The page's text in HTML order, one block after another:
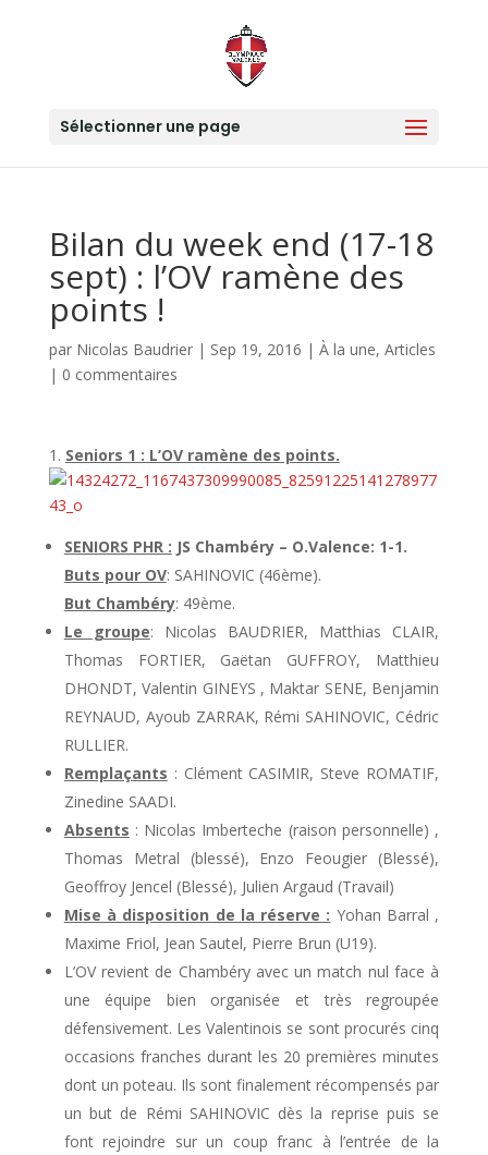
Sélectionner une page
Bilan du week end (17-18
sept) : l’OV ramène des
points !
par Nicolas Baudrier| Sep 19, 2016 | À la une, Articles
| 0 commentaires
1. Seniors 1 : L’OV ramène des points.
SENIORS PHR : JS Chambéry – O.Valence: 1-1.
Buts pour OV: SAHINOVIC (46ème).
But Chambéry: 49ème.
Le groupe: Nicolas BAUDRIER, Matthias CLAIR,
Thomas FORTIER, Gaëtan GUFFROY, Matthieu
DHONDT, Valentin GINEYS , Maktar SENE, Benjamin
REYNAUD, Ayoub ZARRAK, Rémi SAHINOVIC, Cédric
RULLIER.
Remplaçants : Clément CASIMIR, Steve ROMATIF,
Zinedine SAADI.
Absents : Nicolas Imberteche (raison personnelle) ,
Thomas Metral (blessé), Enzo Feougier (Blessé),
Geoffroy Jencel (Blessé), Julien Argaud (Travail)
Mise à disposition de la réserve : Yohan Barral ,
Maxime Friol, Jean Sautel, Pierre Brun (U19).
L’OV revient de Chambéry avec un match nul face à
une équipe bien organisée et très regroupée
défensivement. Les Valentinois se sont procurés cinq
occasions franches durant les 20 premières minutes
dont un poteau. Ils sont finalement récompensés par
un but de Rémi SAHINOVIC dès la reprise puis se
font rejoindre sur un coup franc à l’entrée de la